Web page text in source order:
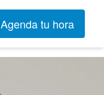
Agenda tu hora